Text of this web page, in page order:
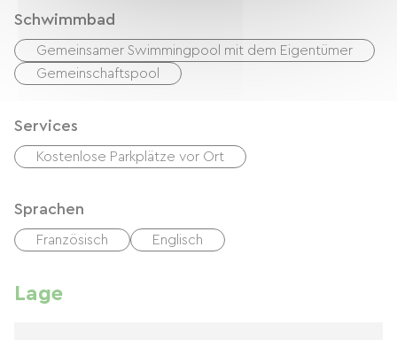
Schwimmbad
Gemeinsamer Swimmingpool mit dem Eigentümer
Gemeinschaftspool
Services
Kostenlose Parkplätze vor Ort
Sprachen
Französisch Englisch
Lage